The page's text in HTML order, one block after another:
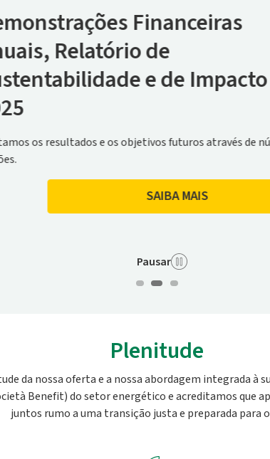
Impacto
através de números
Pausar
Plenitude
da nossa oferta e a nossa abordagem integrada à
Benefit) do setor energético e acreditamos que
juntos rumo a uma transição justa e preparada para